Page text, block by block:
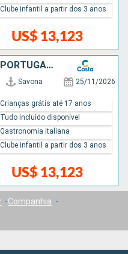
US$ 13,123
Clube infantil a partir dos 3 anos
ITÁLIA, FRANCIA, ESPANHA, PORTUGAL, BAHAMAS, PANAMÁ, COSTA RICA, GUATEMALA, MÉXICO, ESTADOS UNIDOS, FIDJI (ILHAS), NOVA CALEDÔNIA, AUSTRÁLIA, PAPUA NOVA GUINÉ, JAPÃO, TAIWAN, CHINA
Savona 25/11/2026
US$ 13,123
Crianças grátis até 17 anos
Tudo incluído disponível
Gastronomia italiana
Clube infantil a partir dos 3 anos
Companhia